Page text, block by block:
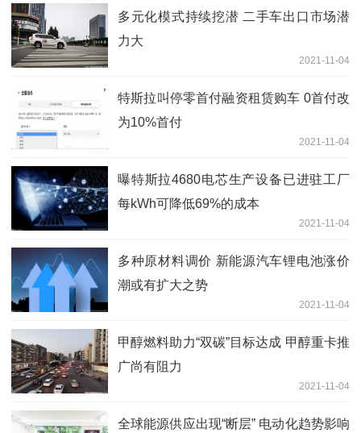
多元化模式持续挖潜 二手车出口市场潜
力大
2021-11-04
特斯拉叫停零首付融资租赁购车 0首付改
为10%首付
2021-11-04
曝特斯拉4680电芯生产设备已进驻工厂
每kWh可降低69%的成本
2021-11-04
多种原材料调价 新能源汽车锂电池涨价
潮或有扩大之势
2021-11-04
甲醇燃料助力“双碳”目标达成 甲醇重卡推
广尚有阻力
2021-11-04
全球能源供应出现“断层” 电动化趋势影响